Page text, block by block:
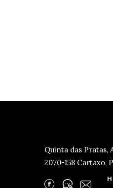
Quinta das Pratas,
2070-158 Cartaxo,